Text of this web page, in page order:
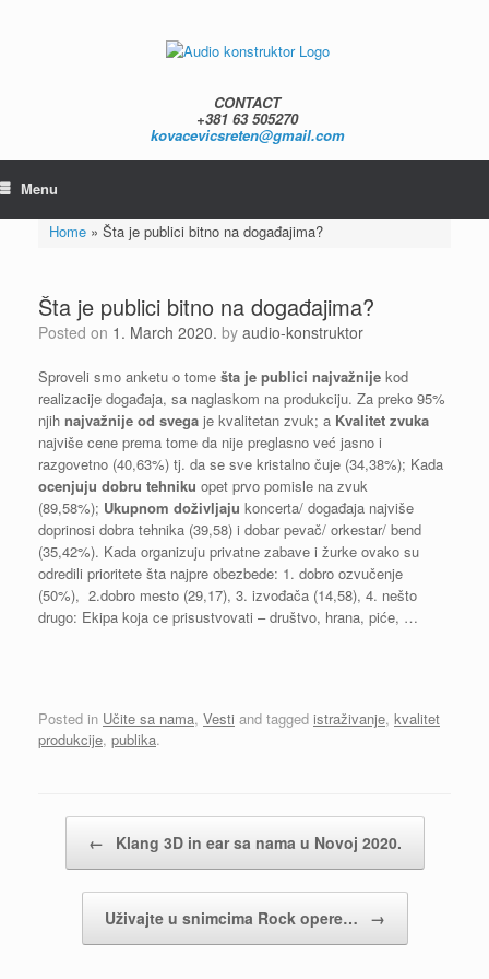
CONTACT
+381 63 505270
kovacevicsreten@gmail.com
Menu
Home» Šta je publici bitno na događajima?
Šta je publici bitno na događajima?
Posted on 1. March 2020. by audio-konstruktor
Sproveli smo anketu o tome šta je publici najvažnije kod
realizacije događaja, sa naglaskom na produkciju. Za preko 95%
njih najvažnije od svega je kvalitetan zvuk; a Kvalitet zvuka
najviše cene prema tome da nije preglasno već jasno i
razgovetno (40,63%) tj. da se sve kristalno čuje (34,38%); Kada
ocenjuju dobru tehniku opet prvo pomisle na zvuk
(89,58%); Ukupnom doživljaju koncerta/ događaja najviše
doprinosi dobra tehnika (39,58) i dobar pevač/ orkestar/ bend
(35,42%). Kada organizuju privatne zabave i žurke ovako su
odredili prioritete šta najpre obezbede: 1. dobro ozvučenje
(50%), 2.dobro mesto (29,17), 3. izvođača (14,58), 4. nešto
drugo: Ekipa koja ce prisustvovati – društvo, hrana, piće, …
Posted in Učite sa nama, Vesti and tagged istraživanje, kvalitet
produkcije, publika.
← Klang 3D in ear sa nama u Novoj 2020.
Uživajte u snimcima Rock opere… →